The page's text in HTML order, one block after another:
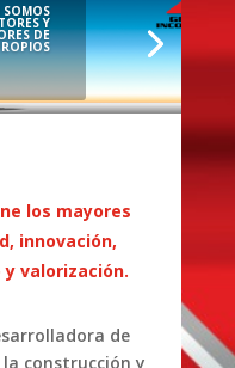
Y
DE
los mayores
innovación,
valorización.
de
construcción y